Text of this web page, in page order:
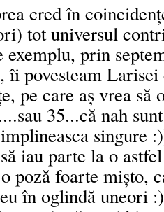
cred în
tot universul
prin
îi povesteam
pe care aș vrea să
35...că nah
singure
iau parte la o
poză foarte mișto,
în oglindă uneori